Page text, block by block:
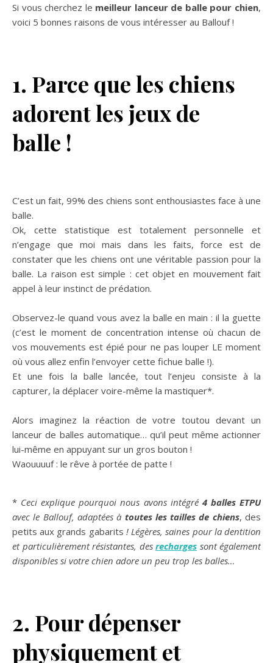
Si vous cherchez le meilleur lanceur de balle pour chien,
voici 5 bonnes raisons de vous intéresser au Ballouf !
1. Parce que les chiens
adorent les jeux de
balle !
C’est un fait, 99% des chiens sont enthousiastes face à une
balle.
Ok, cette statistique est totalement personnelle et
n’engage que moi mais dans les faits, force est de
constater que les chiens ont une véritable passion pour la
balle. La raison est simple : cet objet en mouvement fait
appel à leur instinct de prédation.
Observez-le quand vous avez la balle en main : il la guette
(c’est le moment de concentration intense où chacun de
vos mouvements est épié pour ne pas louper LE moment
où vous allez enfin l’envoyer cette fichue balle !).
Et une fois la balle lancée, tout l’enjeu consiste à la
capturer, la déplacer voire-même la mastiquer*.
Alors imaginez la réaction de votre toutou devant un
lanceur de balles automatique… qu’il peut même actionner
lui-même en appuyant sur un gros bouton !
Waouuuuf : le rêve à portée de patte !
* Ceci explique pourquoi nous avons intégré 4 balles ETPU
avec le Ballouf, adaptées à toutes les tailles de chiens, des
petits aux grands gabarits ! Légères, saines pour la dentition
et particulièrement résistantes, des recharges sont également
disponibles si votre chien adore un peu trop les balles…
2. Pour dépenser
physiquement et